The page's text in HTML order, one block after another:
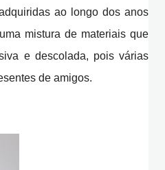
ao longo dos anos
mistura de materiais que
e descolada, pois várias
de amigos.